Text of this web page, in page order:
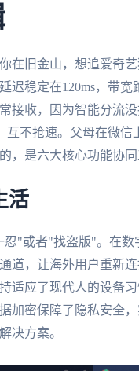
在旧金山，想追爱奇
迟稳定在120ms，带
接收，因为智能分流
不抢速。父母在微信
，是六大核心功能协同
活
"或者"找盗版"。在
道，让海外用户重新连
适应了现代人的设备
加密保障了隐私安全
决方案。